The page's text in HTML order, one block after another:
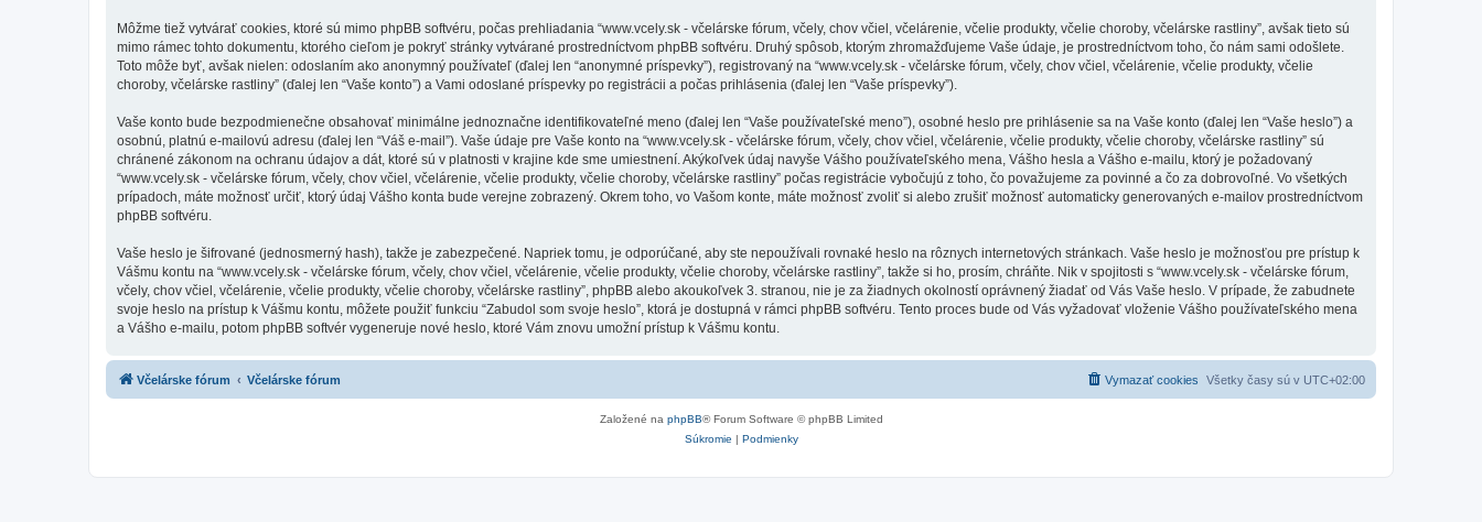
Môžme tiež vytvárať cookies, ktoré sú mimo phpBB softvéru, počas prehliadania “www.vcely.sk - včelárske fórum, včely, chov včiel, včelárenie, včelie produkty, včelie choroby, včelárske rastliny”, avšak tieto sú
mimo rámec tohto dokumentu, ktorého cieľom je pokryť stránky vytvárané prostredníctvom phpBB softvéru. Druhý spôsob, ktorým zhromažďujeme Vaše údaje, je prostredníctvom toho, čo nám sami odošlete.
Toto môže byť, avšak nielen: odoslaním ako anonymný používateľ (ďalej len “anonymné príspevky”), registrovaný na “www.vcely.sk - včelárske fórum, včely, chov včiel, včelárenie, včelie produkty, včelie
choroby, včelárske rastliny” (ďalej len “Vaše konto”) a Vami odoslané príspevky po registrácii a počas prihlásenia (ďalej len “Vaše príspevky”).
Vaše konto bude bezpodmienečne obsahovať minimálne jednoznačne identifikovateľné meno (ďalej len “Vaše používateľské meno”), osobné heslo pre prihlásenie sa na Vaše konto (ďalej len “Vaše heslo”) a
osobnú, platnú e-mailovú adresu (ďalej len “Váš e-mail”). Vaše údaje pre Vaše konto na “www.vcely.sk - včelárske fórum, včely, chov včiel, včelárenie, včelie produkty, včelie choroby, včelárske rastliny” sú
chránené zákonom na ochranu údajov a dát, ktoré sú v platnosti v krajine kde sme umiestnení. Akýkoľvek údaj navyše Vášho používateľského mena, Vášho hesla a Vášho e-mailu, ktorý je požadovaný
“www.vcely.sk - včelárske fórum, včely, chov včiel, včelárenie, včelie produkty, včelie choroby, včelárske rastliny” počas registrácie vybočujú z toho, čo považujeme za povinné a čo za dobrovoľné. Vo všetkých
prípadoch, máte možnosť určiť, ktorý údaj Vášho konta bude verejne zobrazený. Okrem toho, vo Vašom konte, máte možnosť zvoliť si alebo zrušiť možnosť automaticky generovaných e-mailov prostredníctvom
phpBB softvéru.
Vaše heslo je šifrované (jednosmerný hash), takže je zabezpečené. Napriek tomu, je odporúčané, aby ste nepoužívali rovnaké heslo na rôznych internetových stránkach. Vaše heslo je možnosťou pre prístup k
Vášmu kontu na “www.vcely.sk - včelárske fórum, včely, chov včiel, včelárenie, včelie produkty, včelie choroby, včelárske rastliny”, takže si ho, prosím, chráňte. Nik v spojitosti s “www.vcely.sk - včelárske fórum,
včely, chov včiel, včelárenie, včelie produkty, včelie choroby, včelárske rastliny”, phpBB alebo akoukoľvek 3. stranou, nie je za žiadnych okolností oprávnený žiadať od Vás Vaše heslo. V prípade, že zabudnete
svoje heslo na prístup k Vášmu kontu, môžete použiť funkciu “Zabudol som svoje heslo”, ktorá je dostupná v rámci phpBB softvéru. Tento proces bude od Vás vyžadovať vloženie Vášho používateľského mena
a Vášho e-mailu, potom phpBB softvér vygeneruje nové heslo, ktoré Vám znovu umožní prístup k Vášmu kontu.
Včelárske fórum Včelárske fórum Všetky časy sú v UTC+02:00
Vymazať cookies
Založené na phpBB® Forum Software © phpBB Limited
Súkromie | Podmienky